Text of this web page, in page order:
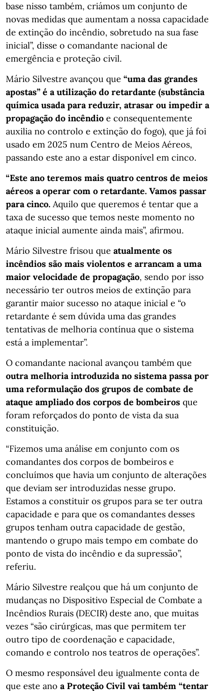
base nisso também, criámos um conjunto de
novas medidas que aumentam a nossa capacidade
de extinção do incêndio, sobretudo na sua fase
inicial”, disse o comandante nacional de
emergência e proteção civil.
Mário Silvestre avançou que “uma das grandes
apostas” é a utilização do retardante (substância
química usada para reduzir, atrasar ou impedir a
propagação do incêndio e consequentemente
auxilia no controlo e extinção do fogo), que já foi
usado em 2025 num Centro de Meios Aéreos,
passando este ano a estar disponível em cinco.
“Este ano teremos mais quatro centros de meios
aéreos a operar com o retardante. Vamos passar
para cinco. Aquilo que queremos é tentar que a
taxa de sucesso que temos neste momento no
ataque inicial aumente ainda mais”, afirmou.
Mário Silvestre frisou que atualmente os
incêndios são mais violentos e arrancam a uma
maior velocidade de propagação, sendo por isso
necessário ter outros meios de extinção para
garantir maior sucesso no ataque inicial e “o
retardante é sem dúvida uma das grandes
tentativas de melhoria contínua que o sistema
está a implementar”.
O comandante nacional avançou também que
outra melhoria introduzida no sistema passa por
uma reformulação dos grupos de combate de
ataque ampliado dos corpos de bombeiros que
foram reforçados do ponto de vista da sua
constituição.
“Fizemos uma análise em conjunto com os
comandantes dos corpos de bombeiros e
concluímos que havia um conjunto de alterações
que deviam ser introduzidas nesse grupo.
Estamos a constituir os grupos para se ter outra
capacidade e para que os comandantes desses
grupos tenham outra capacidade de gestão,
mantendo o grupo mais tempo em combate do
ponto de vista do incêndio e da supressão”,
referiu.
Mário Silvestre realçou que há um conjunto de
mudanças no Dispositivo Especial de Combate a
Incêndios Rurais (DECIR) deste ano, que muitas
vezes “são cirúrgicas, mas que permitem ter
outro tipo de coordenação e capacidade,
comando e controlo nos teatros de operações”.
O mesmo responsável deu igualmente conta de
que este ano a Proteção Civil vai também “tentar